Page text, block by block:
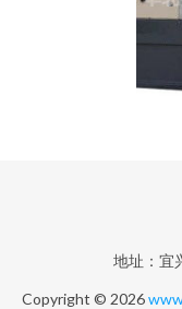
地址：宜
Copyright © 2026